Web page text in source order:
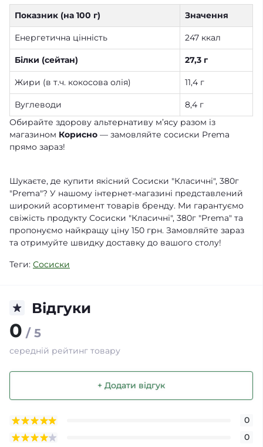
Показник (на 100 г) Значення
Енергетична цінність 247 ккал
Білки (сейтан) 27,3 г
Жири (в т.ч. кокосова олія) 11,4 г
Вуглеводи
8,4 г
Обирайте здорову альтернативу м’ясу разом із
магазином Корисно — замовляйте сосиски Prema
прямо зараз!
Шукаєте, де купити якісний Сосиски "Класичні", 380г
"Prema"? У нашому інтернет-магазині представлений
широкий асортимент товарів бренду. Ми гарантуємо
свіжість продукту Сосиски "Класичні", 380г "Prema" та
пропонуємо найкращу ціну 150 грн. Замовляйте зараз
та отримуйте швидку доставку до вашого столу!
Теги: Сосиски
Відгуки
0 / 5
середній рейтинг товару
+ Додати відгук
0
0